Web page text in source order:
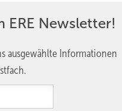
ERE Newsletter!
ausgewählte Informationen